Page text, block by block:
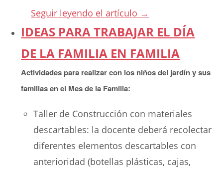
Seguir leyendo el artículo →
IDEAS PARA TRABAJAR EL DÍA
DE LA FAMILIA EN FAMILIA
Actividades para realizar con los niños del jardín y sus
familias en el Mes de la Familia:
Taller de Construcción con materiales
descartables: la docente deberá recolectar
diferentes elementos descartables con
anterioridad (botellas plásticas, cajas,